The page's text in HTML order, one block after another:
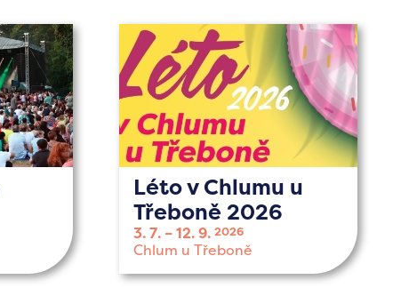
Léto v Chlumu u
Třeboně 2026
3. 7. 12. 9. 2026
Chlum u Třeboně